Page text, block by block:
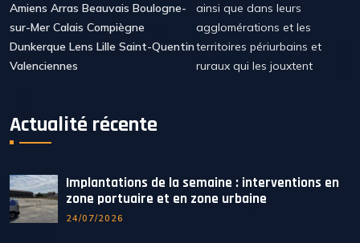
Amiens Arras Beauvais Boulogne-
sur-Mer Calais Compiègne
Dunkerque Lens Lille Saint-Quentin
Valenciennes
ainsi que dans leurs
agglomérations et les
territoires périurbains et
ruraux qui les jouxtent
Actualité récente
Implantations de la semaine : interventions en
zone portuaire et en zone urbaine
24/07/2026